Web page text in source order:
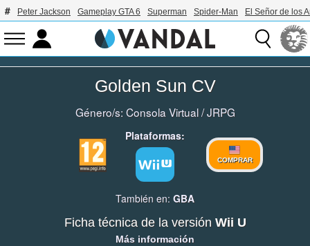
Peter Jackson Gameplay GTA 6 Superman Spider-Man El Señor de los
Golden Sun CV
Género/s: Consola Virtual/JRPG
Plataformas:
COMPRAR
También en: GBA
Ficha técnica de la versión Wii U
Más información